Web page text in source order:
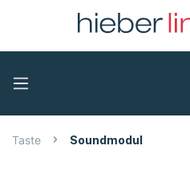
Taste Soundmodul